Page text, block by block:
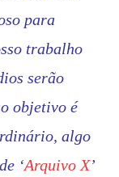
para
trabalho
serão
objetivo é
algo
‘Arquivo X’